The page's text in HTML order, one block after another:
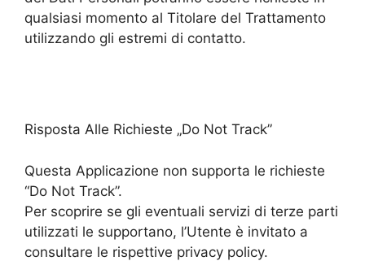
qualsiasi momento al Titolare del Trattamento
utilizzando gli estremi di contatto.
Risposta Alle Richieste „Do Not Track”
Questa Applicazione non supporta le richieste
“Do Not Track”.
Per scoprire se gli eventuali servizi di terze parti
utilizzati le supportano, l’Utente è invitato a
consultare le rispettive privacy policy.